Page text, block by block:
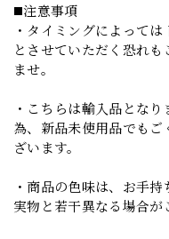
◼️注意事項
・タイミングによって
とさせていただく恐れ
ませ。
・こちらは輸入品とな
為、新品未使用品でも
ざいます。
・商品の色味は、お手
実物と若干異なる場合が